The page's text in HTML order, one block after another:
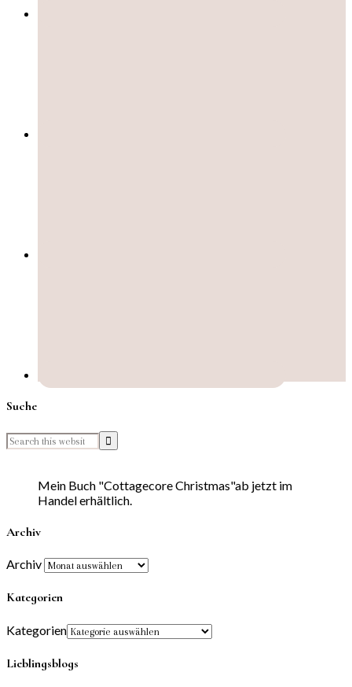
Suche
Mein Buch "Cottagecore Christmas"ab jetzt im
Handel erhältlich.
Archiv
Archiv
Kategorien
Kategorien
Lieblingsblogs